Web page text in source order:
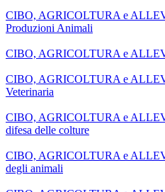
CIBO, AGRICOLTURA e
Produzioni Animali
CIBO, AGRICOLTURA e
CIBO, AGRICOLTURA e
Veterinaria
CIBO, AGRICOLTURA e
difesa delle colture
CIBO, AGRICOLTURA e
degli animali